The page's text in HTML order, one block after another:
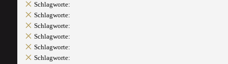
Schlagworte:
Schlagworte:
Schlagworte:
Schlagworte:
Schlagworte:
Schlagworte: